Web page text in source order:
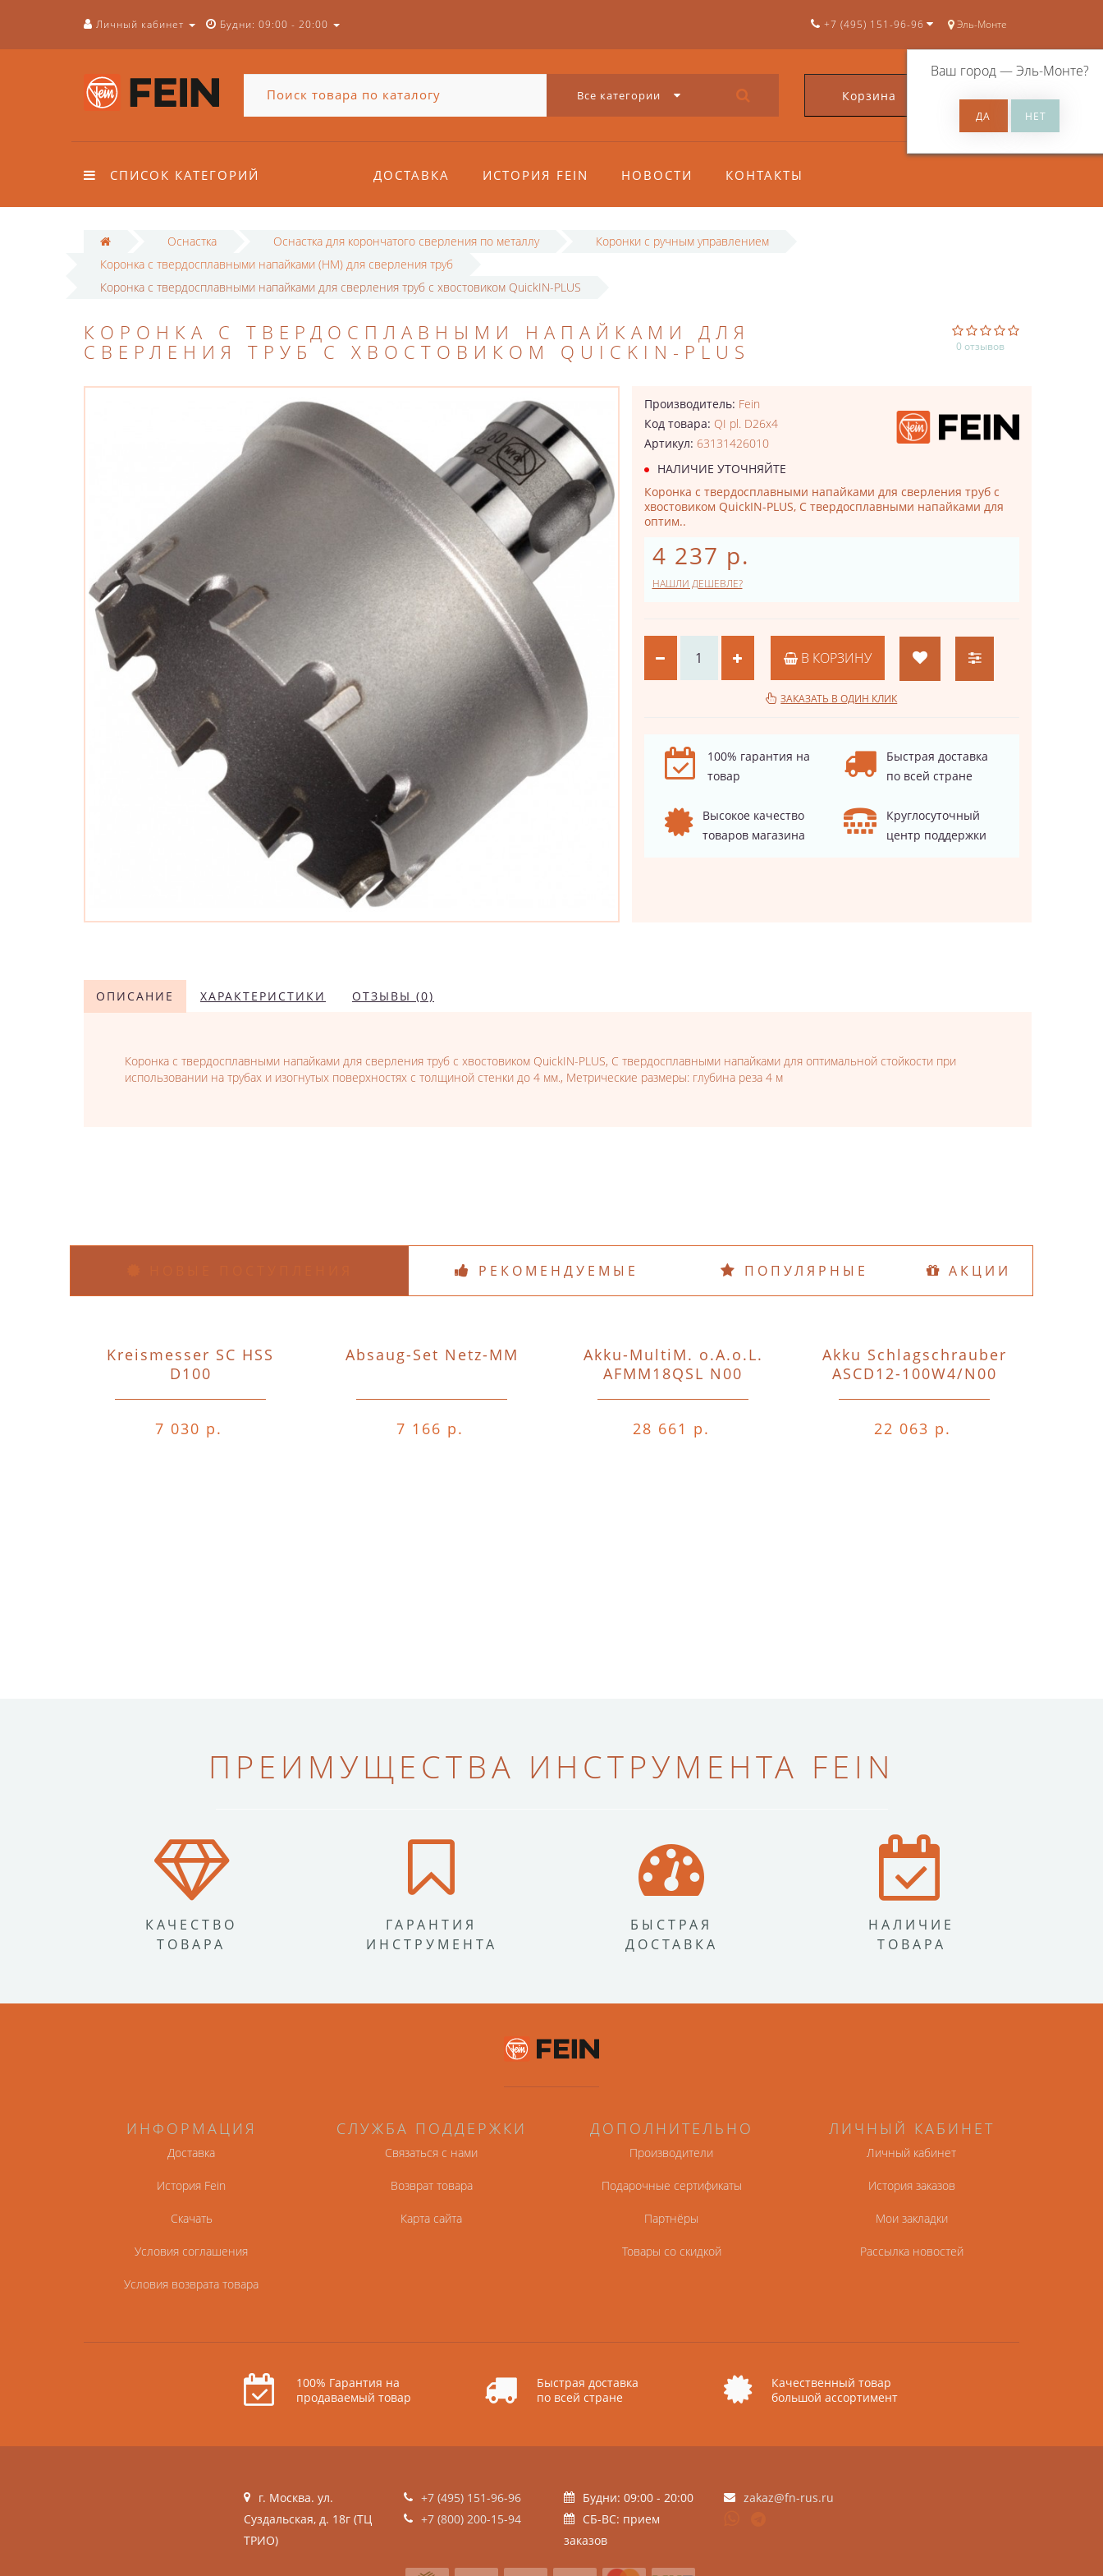
Личный кабинет Будни: 09:00 - 20:00 Эль-Монте
Ваш город —Эль-Монте?
+7 (495) 151-96-96
Все категории Корзина 0
СПИСОК КАТЕГОРИЙ ДОСТАВКА ИСТОРИЯ FEIN НОВОСТИ КОНТАКТЫ
Оснастка Оснастка для корончатого сверления по металлу
Коронки с ручным управлением
Коронка с твердосплавными напайками (HM) для сверления труб
Коронка с твердосплавными напайками для сверления труб с хвостовиком QuickIN-PLUS
КОРОНКА С ТВЕРДОСПЛАВНЫМИ НАПАЙКАМИ ДЛЯ
СВЕРЛЕНИЯ ТРУБ С ХВОСТОВИКОМ QUICKIN-PLUS
0 отзывов
Производитель: Fein
Код товара: QI pl. D26x4
Артикул: 63131426010
НАЛИЧИЕ УТОЧНЯЙТЕ
Коронка с твердосплавными напайками для сверления труб с
хвостовиком QuickIN-PLUS, С твердосплавными напайками для
оптим..
4 237 р.
НАШЛИ ДЕШЕВЛЕ?
В КОРЗИНУ
ЗАКАЗАТЬ В ОДИН КЛИК
100% гарантия на
товар
Быстрая доставка
по всей стране
Высокое качество
товаров магазина
Круглосуточный
центр поддержки
ОПИСАНИЕ ХАРАКТЕРИСТИКИ ОТЗЫВЫ (0)
Коронка с твердосплавными напайками для сверления труб с хвостовиком QuickIN-PLUS, С твердосплавными напайками для оптимальной стойкости при
использовании на трубах и изогнутых поверхностях с толщиной стенки до 4 мм., Метрические размеры: глубина реза 4 м
РЕКОМЕНДУЕМЫЕ ПОПУЛЯРНЫЕ АКЦИИ
Kreismesser SC HSS
D100
7 030 р.
Absaug-Set Netz-MM
7 166 р.
Akku-MultiM. o.A.o.L.
AFMM18QSL N00
28 661 р.
Akku Schlagschrauber
ASCD12-100W4/N00
22 063 р.
ПРЕИМУЩЕСТВА ИНСТРУМЕНТА FEIN
КАЧЕСТВО
ТОВАРА
ГАРАНТИЯ
ИНСТРУМЕНТА
БЫСТРАЯ
ДОСТАВКА
НАЛИЧИЕ
ТОВАРА
ИНФОРМАЦИЯ
Доставка
История Fein
Скачать
Условия соглашения
Условия возврата товара
СЛУЖБА ПОДДЕРЖКИ
Связаться с нами
Возврат товара
Карта сайта
ДОПОЛНИТЕЛЬНО
Производители
Подарочные сертификаты
Партнёры
Товары со скидкой
ЛИЧНЫЙ КАБИНЕТ
Личный кабинет
История заказов
Мои закладки
Рассылка новостей
100% Гарантия на
продаваемый товар
Быстрая доставка
по всей стране
Качественный товар
большой ассортимент
г. Москва. ул.
Суздальская, д. 18г (ТЦ
ТРИО)
+7 (495) 151-96-96
+7 (800) 200-15-94
Будни: 09:00 - 20:00
СБ-ВС: прием
заказов
zakaz@fn-rus.ru